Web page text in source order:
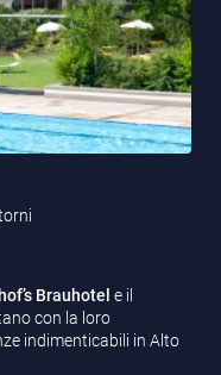
Brauhotel e il
con la loro
indimenticabili in Alto